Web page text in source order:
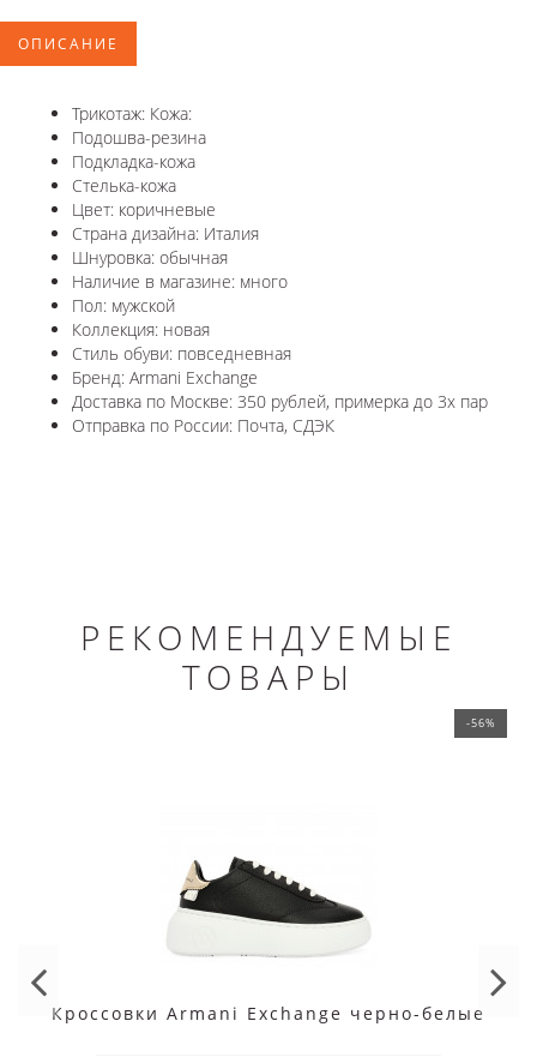
ОПИСАНИЕ
Трикотаж: Кожа:
Подошва-резина
Подкладка-кожа
Стелька-кожа
Цвет: коричневые
Страна дизайна: Италия
Шнуровка: обычная
Наличие в магазине: много
Пол: мужской
Коллекция: новая
Стиль обуви: повседневная
Бренд: Armani Exchange
Доставка по Москве: 350 рублей, примерка до 3х пар
Отправка по России: Почта, СДЭК
РЕКОМЕНДУЕМЫЕ
ТОВАРЫ
-56%
Кроссовки Armani Exchange черно-белые